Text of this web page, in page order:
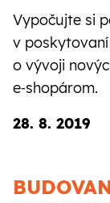
Vypočujte si
v poskytovaní
o vývoji
e‑shopárom.
28. 8. 2019